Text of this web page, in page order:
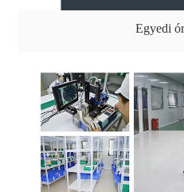
Egyedi